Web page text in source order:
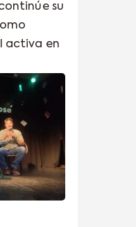
su
activa en